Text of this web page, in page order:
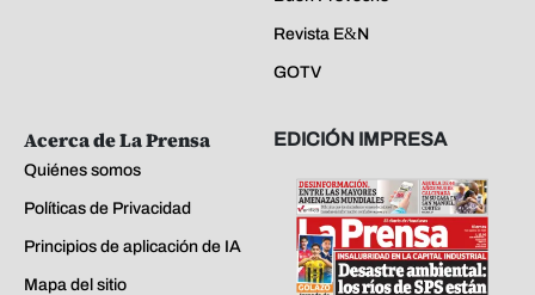
Revista E&N
GOTV
Acerca de La Prensa
Quiénes somos
Políticas de Privacidad
Principios de aplicación de IA
Mapa del sitio
EDICIÓN IMPRESA